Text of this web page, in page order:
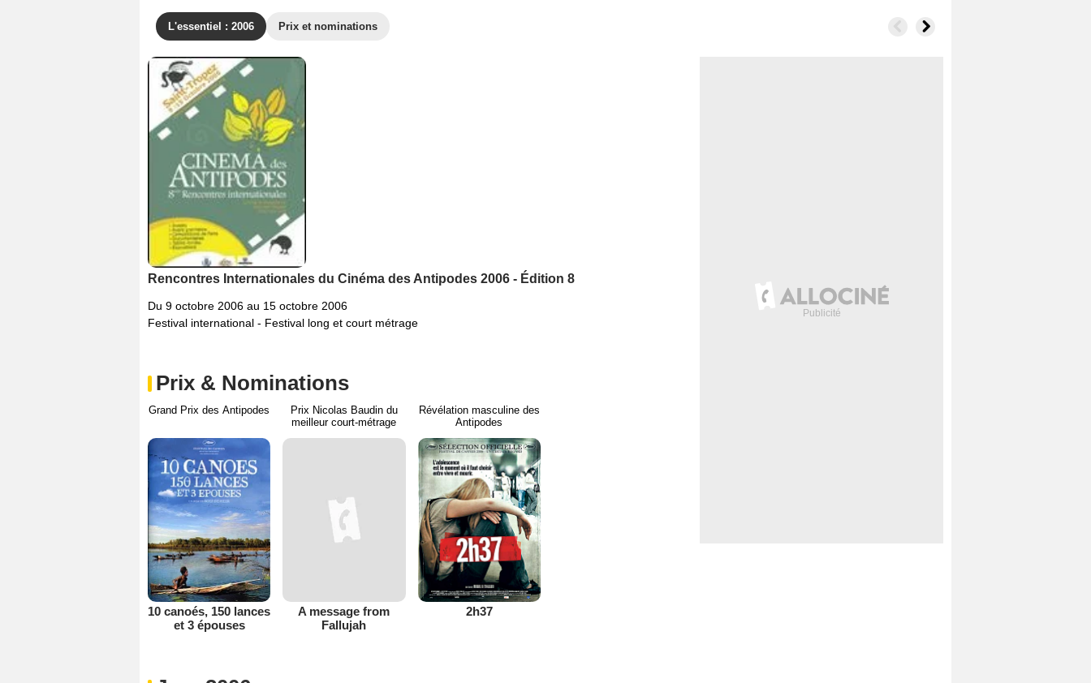
L'essentiel : 2006 Prix et nominations
Rencontres Internationales du Cinéma des Antipodes 2006 - Édition 8
Du 9 octobre 2006 au 15 octobre 2006
Festival international - Festival long et court métrage
Prix & Nominations
Grand Prix des Antipodes
10 canoés, 150 lances
et 3 épouses
Prix Nicolas Baudin du
meilleur court-métrage
A message from
Fallujah
Révélation masculine des
Antipodes
2h37